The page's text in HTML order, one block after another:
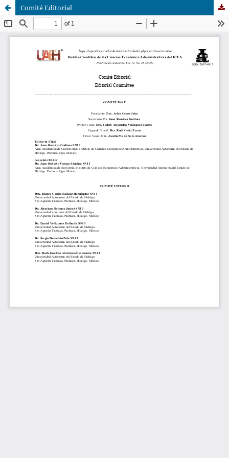
Comité Editorial